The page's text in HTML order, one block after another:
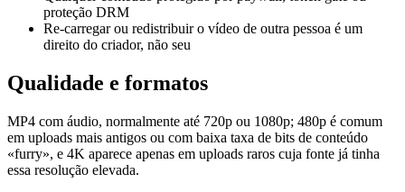
proteção DRM
Re-carregar ou redistribuir o vídeo de outra pessoa é um
direito do criador, não seu
Qualidade e formatos
MP4 com áudio, normalmente até 720p ou 1080p; 480p é comum
em uploads mais antigos ou com baixa taxa de bits de conteúdo
«furry», e 4K aparece apenas em uploads raros cuja fonte já tinha
essa resolução elevada.